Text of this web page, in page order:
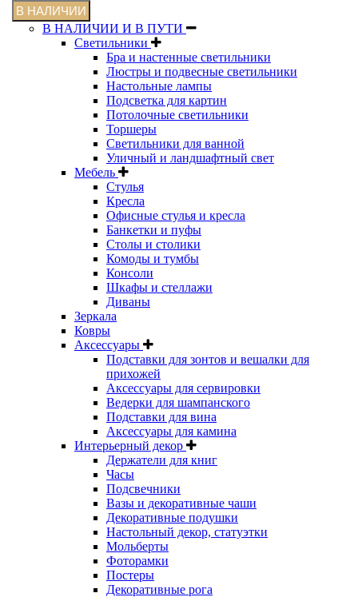
В НАЛИЧИИ
В НАЛИЧИИ И В ПУТИ
Светильники
Бра и настенные светильники
Люстры и подвесные светильники
Настольные лампы
Подсветка для картин
Потолочные светильники
Торшеры
Светильники для ванной
Уличный и ландшафтный свет
Мебель
Стулья
Кресла
Офисные стулья и кресла
Банкетки и пуфы
Столы и столики
Комоды и тумбы
Консоли
Шкафы и стеллажи
Диваны
Зеркала
Ковры
Аксессуары
Подставки для зонтов и вешалки для
прихожей
Аксессуары для сервировки
Ведерки для шампанского
Подставки для вина
Аксессуары для камина
Интерьерный декор
Держатели для книг
Часы
Подсвечники
Вазы и декоративные чаши
Декоративные подушки
Настольный декор, статуэтки
Мольберты
Фоторамки
Постеры
Декоративные рога